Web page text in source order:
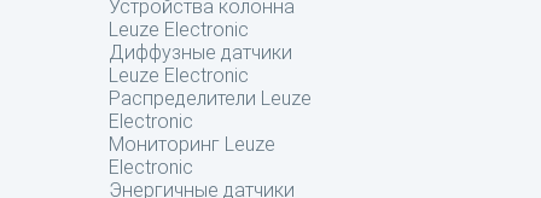
Устройства колонна
Leuze Electronic
Диффузные датчики
Leuze Electronic
Распределители Leuze
Electronic
Мониторинг Leuze
Electronic
Энергичные датчики